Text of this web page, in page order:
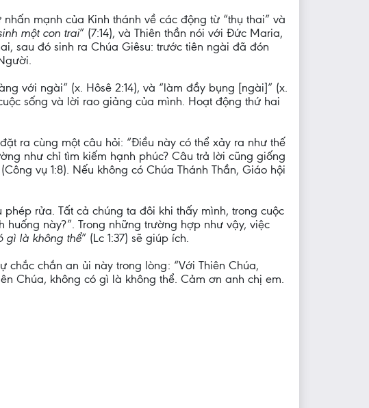
mạnh của Kinh thánh về các động từ “thụ thai” và
một con trai” (7:14), và Thiên thần nói với Đức Maria,
sau đó sinh ra Chúa Giêsu: trước tiên ngài đã đón
với ngài” (x. Hôsê 2:14), và “làm đầy bụng [ngài]” (x.
sống và lời rao giảng của mình. Hoạt động thứ hai
ra cùng một câu hỏi: “Điều này có thể xảy ra như thế
như chỉ tìm kiếm hạnh phúc? Câu trả lời cũng giống
(Công vụ 1:8). Nếu không có Chúa Thánh Thần, Giáo hội
rửa. Tất cả chúng ta đôi khi thấy mình, trong cuộc
này?”. Trong những trường hợp như vậy, việc
gì là không thể” (Lc 1:37) sẽ giúp ích.
chắc chắn an ủi này trong lòng: “Với Thiên Chúa,
Chúa, không có gì là không thể. Cảm ơn anh chị em.